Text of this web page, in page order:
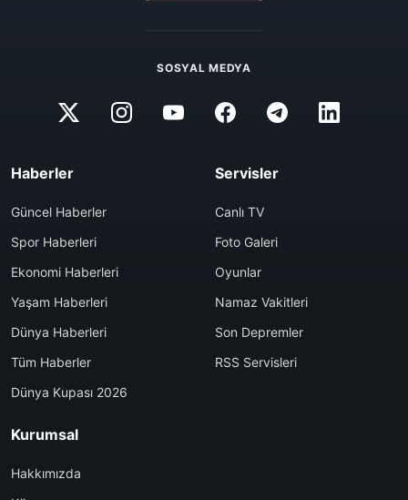
SOSYAL MEDYA
Haberler
Güncel Haberler
Spor Haberleri
Ekonomi Haberleri
Yaşam Haberleri
Dünya Haberleri
Tüm Haberler
Dünya Kupası 2026
Servisler
Canlı TV
Foto Galeri
Oyunlar
Namaz Vakitleri
Son Depremler
RSS Servisleri
Kurumsal
Hakkımızda